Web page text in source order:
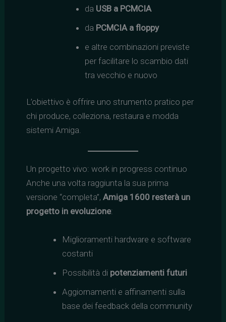
da USB a PCMCIA
da PCMCIA a floppy
e altre combinazioni previste
per facilitare lo scambio dati
tra vecchio e nuovo
L’obiettivo è offrire uno strumento pratico per
chi produce, colleziona, restaura e modda
sistemi Amiga.
Un progetto vivo: work in progress continuo
Anche una volta raggiunta la sua prima
versione “completa”, Amiga 1600 resterà un
progetto in evoluzione:
Miglioramenti hardware e software
costanti
Possibilità di potenziamenti futuri
Aggiornamenti e affinamenti sulla
base dei feedback della community